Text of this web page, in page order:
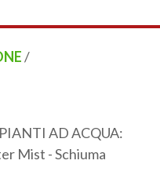
/
AD ACQUA:
Mist - Schiuma